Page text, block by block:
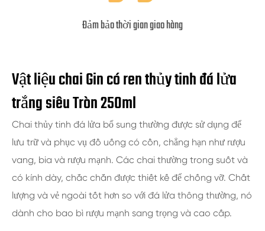
Đảm bảo thời gian giao hàng
Vật liệu chai Gin có ren thủy tinh đá lửa
trắng siêu Tròn 250ml
Chai thủy tinh đá lửa bổ sung thường được sử dụng để
lưu trữ và phục vụ đồ uống có cồn, chẳng hạn như rượu
vang, bia và rượu mạnh. Các chai thường trong suốt và
có kính dày, chắc chắn được thiết kế để chống vỡ. Chất
lượng và vẻ ngoài tốt hơn so với đá lửa thông thường, nó
dành cho bao bì rượu mạnh sang trọng và cao cấp.